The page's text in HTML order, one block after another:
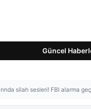
Güncel
silah sesleri! FBI alarma